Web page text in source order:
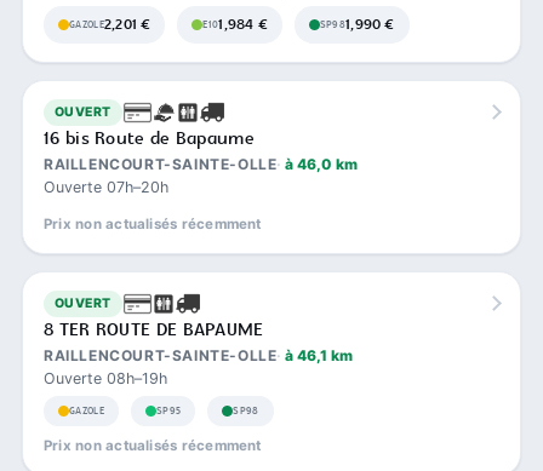
GAZOLE2,201 € E101,984 € SP981,990 €
OUVERT
16 bis Route de Bapaume
RAILLENCOURT-SAINTE-OLLE à 46,0 km
Ouverte 07h–20h
Prix non actualisés récemment
OUVERT
8 TER ROUTE DE BAPAUME
RAILLENCOURT-SAINTE-OLLE à 46,1 km
Ouverte 08h–19h
GAZOLE SP95 SP98
Prix non actualisés récemment